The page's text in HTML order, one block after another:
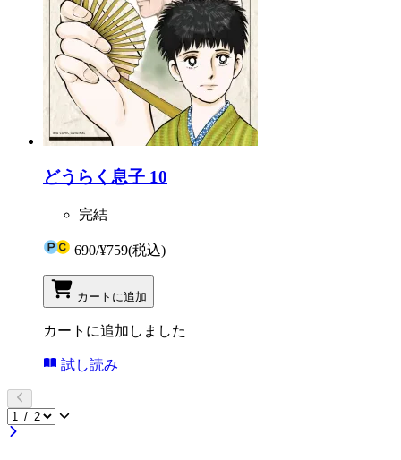
どうらく息子 10
完結
690/¥759(税込)
カートに追加
カートに追加しました
試し読み